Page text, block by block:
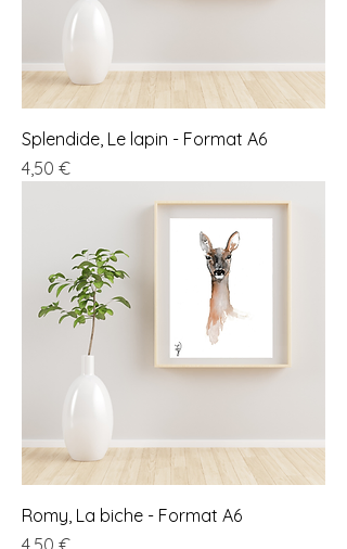
Splendide, Le lapin - Format A6
Prix
4,50 €
Romy, La biche - Format A6
Prix
4,50 €